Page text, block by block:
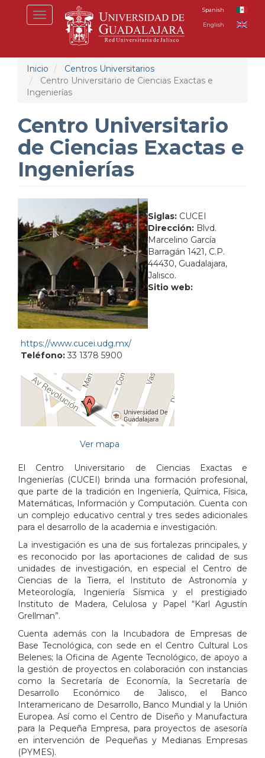
Toggle
navigation
Spanish
English
Inicio
Centros Universitarios
Centro Universitario de Ciencias Exactas e
Ingenierías
Centro Universitario
de Ciencias Exactas e
Ingenierías
Siglas: CUCEI
Dirección: Blvd.
Marcelino García
Barragán 1421, C.P.
44430, Guadalajara,
Jalisco.
Sitio web:
https://www.cucei.udg.mx/
Teléfono: 33 1378 5900
Ver mapa
El Centro Universitario de Ciencias Exactas e
Ingenierías (CUCEI) brinda una formación profesional,
que parte de la tradición en Ingeniería, Química, Física,
Matemáticas, Información y Computación. Cuenta con
un complejo educativo central y tres sedes adicionales
para el desarrollo de la academia e investigación.
La investigación es una de sus fortalezas principales, y
es reconocido por las aportaciones de calidad de sus
unidades de investigación, en especial el Centro de
Ciencias de la Tierra, el Instituto de Astronomía y
Meteorología, Ingeniería Sísmica y el prestigiado
Instituto de Madera, Celulosa y Papel “Karl Agustín
Grellman”.
Cuenta además con la Incubadora de Empresas de
Base Tecnológica, con sede en el Centro Cultural Los
Belenes; la Oficina de Agente Tecnológico, de apoyo a
la gestión de proyectos en colaboración con instancias
como la Secretaría de Economía, la Secretaría de
Desarrollo Económico de Jalisco, el Banco
Interamericano de Desarrollo, Banco Mundial y la Unión
Europea. Así como el Centro de Diseño y Manufactura
para la Pequeña Empresa, para proyectos de asesoría
en intervención de Pequeñas y Medianas Empresas
(PYMES).